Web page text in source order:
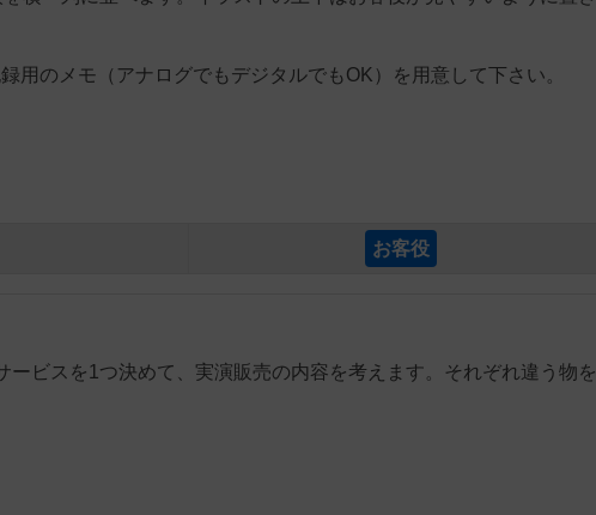
用のメモ（アナログでもデジタルでもOK）を用意して下さい。
お客役
ービスを1つ決めて、実演販売の内容を考えます。それぞれ違う物を